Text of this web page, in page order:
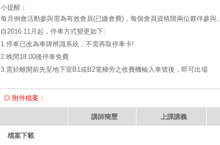
小提醒：
每月例會活動參與需為有效會員(已繳會費)，每個會員資格限兩位夥伴參與。
自2016.11月起，停車方式變更如下:
1.停車已改為車牌辨識系統，不需再取停車卡!
2.晚間18:00後停車免費
3.需於離開前先至地下室B1或B2電梯旁之收費機輸入車號後，即可出場
◎ 附件檔案：
講師簡歷 上課講義
檔案下載